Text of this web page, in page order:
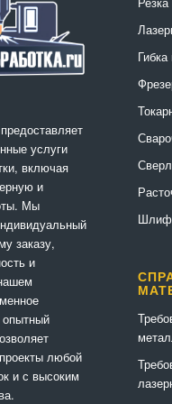
услуги
включая
и
Мы
заказу,
и
опытный
любой
и с высоким